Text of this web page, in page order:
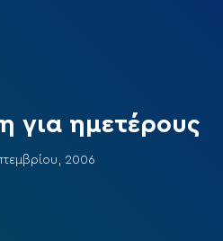
για ημετέρους
2006